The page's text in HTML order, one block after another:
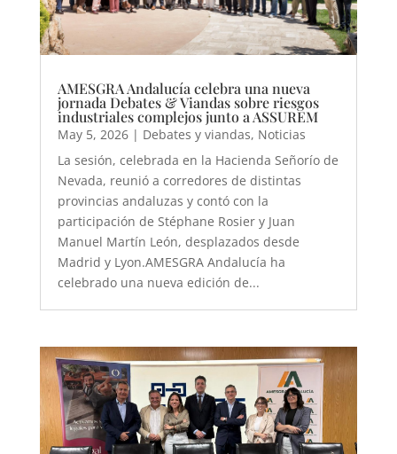
AMESGRA Andalucía celebra una nueva
jornada Debates & Viandas sobre riesgos
industriales complejos junto a ASSUREM
May 5, 2026| Debates y viandas, Noticias
La sesión, celebrada en la Hacienda Señorío de
Nevada, reunió a corredores de distintas
provincias andaluzas y contó con la
participación de Stéphane Rosier y Juan
Manuel Martín León, desplazados desde
Madrid y Lyon.AMESGRA Andalucía ha
celebrado una nueva edición de...